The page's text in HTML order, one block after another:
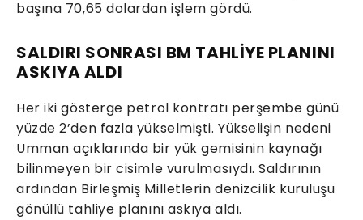
başına 70,65 dolardan işlem gördü.
SALDIRI SONRASI BM TAHLİYE PLANINI
ASKIYA ALDI
Her iki gösterge petrol kontratı perşembe günü
yüzde 2’den fazla yükselmişti. Yükselişin nedeni
Umman açıklarında bir yük gemisinin kaynağı
bilinmeyen bir cisimle vurulmasıydı. Saldırının
ardından Birleşmiş Milletlerin denizcilik kuruluşu
gönüllü tahliye planını askıya aldı.